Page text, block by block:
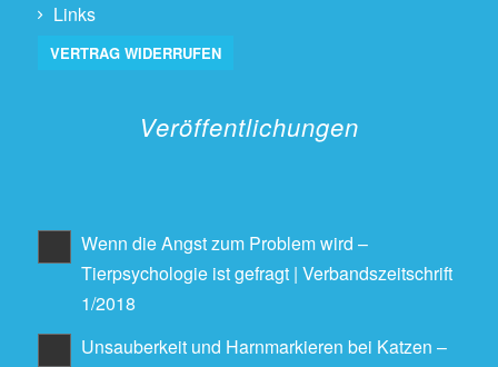
Links
VERTRAG WIDERRUFEN
Veröffentlichungen
Wenn die Angst zum Problem wird –
Tierpsychologie ist gefragt | Verbandszeitschrift
1/2018
Unsauberkeit und Harnmarkieren bei Katzen –